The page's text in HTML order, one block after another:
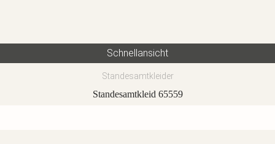
Schnellansicht
Standesamtkleider
Standesamtkleid 65559